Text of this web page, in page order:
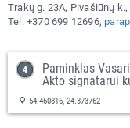
Trakų g. 23A, Pivašiūnų
Tel. +370 699 12696,
Paminklas
Akto signatarui
54.460816, 24.373762